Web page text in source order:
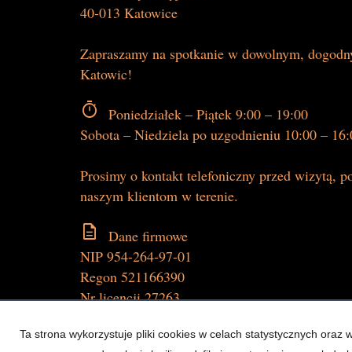
40-013 Katowice
Zapraszamy na spotkanie w dowolnym,
Katowic!
timer
Poniedziałek – Piątek 9:00 – 19:00
Sobota – Niedziela po uzgodnieniu 10:00 –
Prosimy o kontakt telefoniczny przed wizytą,
naszym klientom w terenie.
description
Dane firmowe
NIP 954-264-97-01
Regon 521166390
Nr licencji 27263
Ta strona wykorzystuje pliki cookies w celach statystycznych